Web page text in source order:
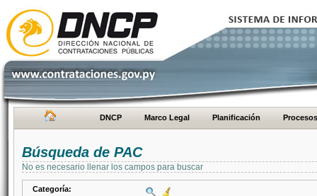
DNCP Marco Legal Planificación Procesos
Búsqueda de PAC
No es necesario llenar los campos para buscar
Categoría: